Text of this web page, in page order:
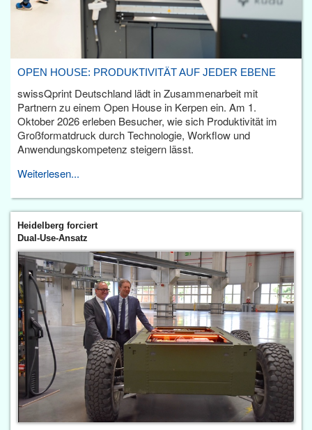
OPEN HOUSE: PRODUKTIVITÄT AUF JEDER EBENE
swissQprint Deutschland lädt in Zusammenarbeit mit
Partnern zu einem Open House in Kerpen ein. Am 1.
Oktober 2026 erleben Besucher, wie sich Produktivität im
Großformatdruck durch Technologie, Workflow und
Anwendungskompetenz steigern lässt.
Weiterlesen...
Heidelberg forciert
Dual-Use-Ansatz